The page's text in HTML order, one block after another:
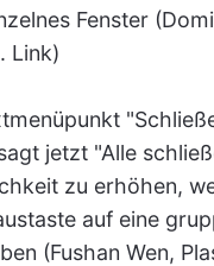
Fenster
Link)
jetzt "Alle
zu erhöhen,
auf eine
(Fushan Wen,